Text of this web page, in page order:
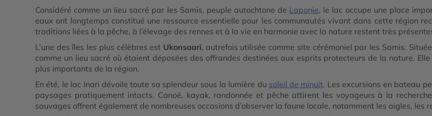
Considéré comme un lieu sacré par les Samis, peuple autochtone de Laponie, le lac occupe une place
eaux ont longtemps constitué une ressource essentielle pour les communautés vivant dans cette région
traditions liées à la pêche, à l’élevage des rennes et à la vie en harmonie avec la nature restent très
L’une des îles les plus célèbres est Ukonsaari, autrefois utilisée comme site cérémoniel par les Samis.
comme un lieu sacré où étaient déposées des offrandes destinées aux esprits protecteurs de la nature.
plus importants de la région.
En été, le lac Inari dévoile toute sa splendeur sous la lumière du soleil de minuit. Les excursions en bateau
paysages pratiquement intacts. Canoë, kayak, randonnée et pêche attirent les voyageurs à la
sauvages offrent également de nombreuses occasions d’observer la faune locale, notamment les aigles, les